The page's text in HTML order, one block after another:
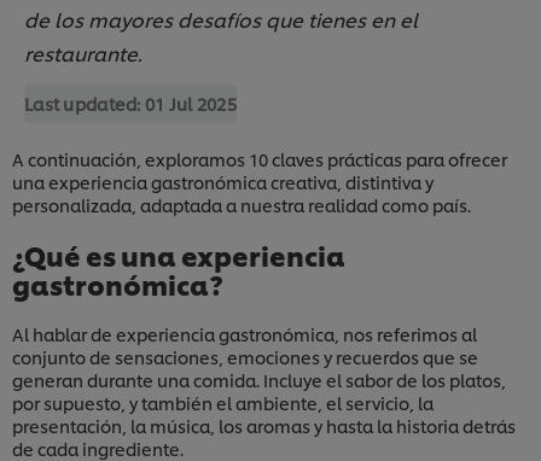
de los mayores desafíos que tienes en el
restaurante.
Last updated: 01 Jul 2025
A continuación, exploramos 10 claves prácticas para ofrecer
una experiencia gastronómica creativa, distintiva y
personalizada, adaptada a nuestra realidad como país.
¿Qué es una experiencia
gastronómica?
Al hablar de experiencia gastronómica, nos referimos al
conjunto de sensaciones, emociones y recuerdos que se
generan durante una comida. Incluye el sabor de los platos,
por supuesto, y también el ambiente, el servicio, la
presentación, la música, los aromas y hasta la historia detrás
de cada ingrediente.